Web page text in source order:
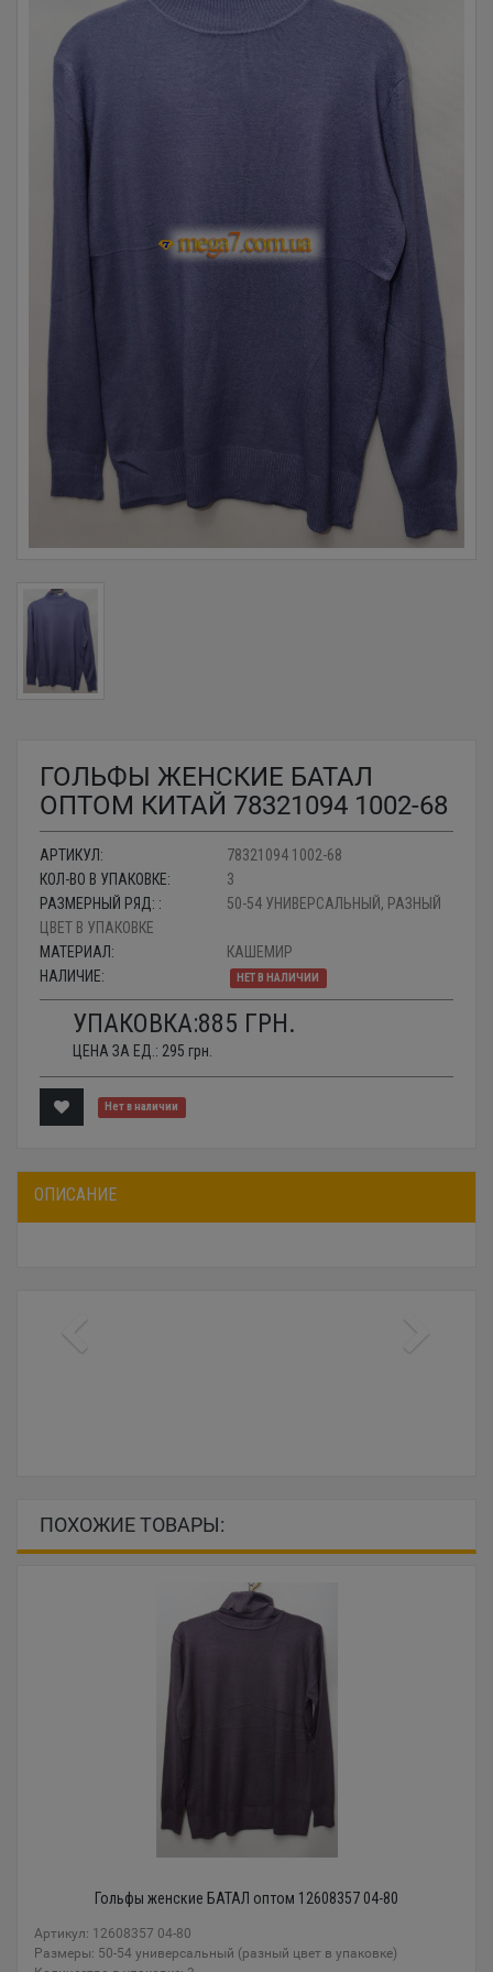
ГОЛЬФЫ ЖЕНСКИЕ БАТАЛ
ОПТОМ КИТАЙ 78321094 1002-68
АРТИКУЛ:
78321094 1002-68
КОЛ-ВО В УПАКОВКЕ:
3
РАЗМЕРНЫЙ РЯД: :
50-54 УНИВЕРСАЛЬНЫЙ, РАЗНЫЙ
ЦВЕТ В УПАКОВКЕ
МАТЕРИАЛ:
КАШЕМИР
НАЛИЧИЕ:
НЕТ В НАЛИЧИИ
УПАКОВКА:885 ГРН.
ЦЕНА ЗА ЕД.: 295 грн.
Нет в наличии
ОПИСАНИЕ
ПОХОЖИЕ ТОВАРЫ:
Гольфы женские БАТАЛ оптом 12608357 04-80
Артикул: 12608357 04-80
Размеры: 50-54 универсальный (разный цвет в упаковке)